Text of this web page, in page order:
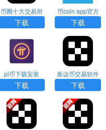
币圈十大交易所
下载
下载
币coin app官方
下载1
下载
pi币下载安装
下载
泰达币交易软件
官方
下载